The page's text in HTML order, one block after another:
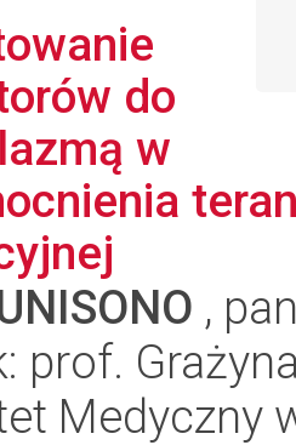
do
w
,
prof.
Medyczny